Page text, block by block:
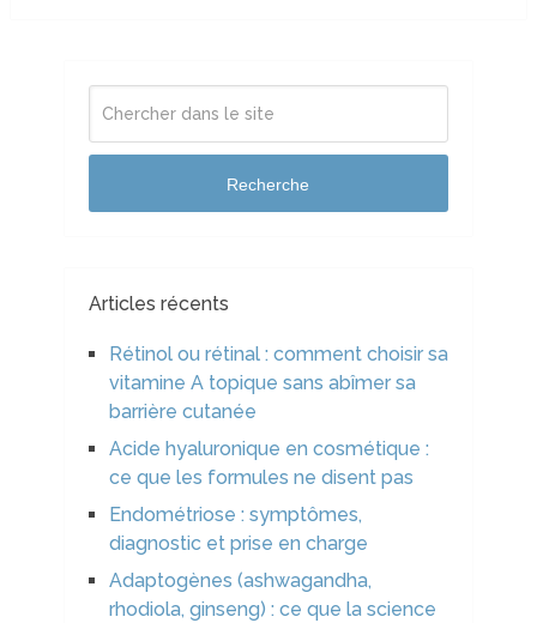
Recherche
Articles récents
Rétinol ou rétinal : comment choisir sa
vitamine A topique sans abîmer sa
barrière cutanée
Acide hyaluronique en cosmétique :
ce que les formules ne disent pas
Endométriose : symptômes,
diagnostic et prise en charge
Adaptogènes (ashwagandha,
rhodiola, ginseng) : ce que la science